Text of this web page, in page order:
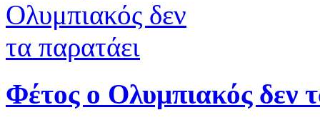
Φέτος ο Ολυμπιακός δεν